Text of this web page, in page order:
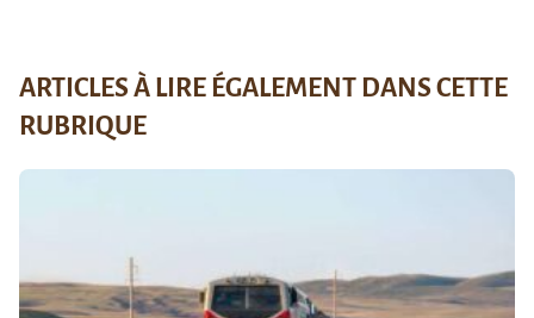
ARTICLES À LIRE ÉGALEMENT DANS CETTE
RUBRIQUE